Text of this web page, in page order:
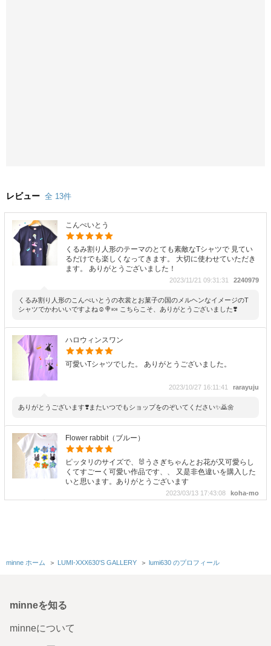
レビュー 全 13件
こんぺいとう
くるみ割り人形のテーマのとても素敵なTシャツで 見てい
るだけでも楽しくなってきます。 大切に使わせていただき
ます。 ありがとうございました！
2240979
2023/11/21 09:31:31
くるみ割り人形のこんぺいとうの衣裳とお菓子の国のメルヘンなイメージのT
シャツでかわいいですよね☺️🍭🍬 こちらこそ、ありがとうございました❣️
ハロウィンスワン
可愛いTシャツでした。 ありがとうございました。
rarayuju
2023/10/27 16:11:41
ありがとうございます❣️またいつでもショップをのぞいてください✨🙇🌼
Flower rabbit（ブルー）
ピッタリのサイズで、🐰うさぎちゃんとお花が又可愛らし
くてすごーく可愛い作品です、、 又是非色違いを購入した
いと思います。ありがとうございます
koha-mo
2023/03/13 17:43:08
気に入っていただけて良かったです✨🦢Tシャツがレッスンの励みになりまし
minne ホーム ＞ LUMI-XXX630'S GALLERY ＞ lumi630 のプロフィール
minneを知る
minneについて